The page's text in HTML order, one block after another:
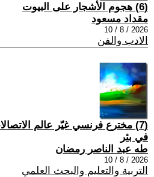
(6) هجوم الأشجار على البيوت
مقداد مسعود
2026 / 8 / 10
الادب والفن
(7) مخترع فرنسي غيّر عالم
في بئر
طه عبد الناصر رمضان
2026 / 8 / 10
التربية والتعليم والبحث العلمي